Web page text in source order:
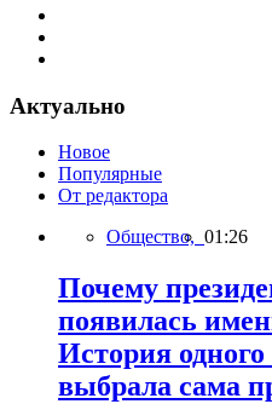
Актуально
Новое
Популярные
От редактора
Общество, 01:26
Почему
появилась
История одного
выбрала сама